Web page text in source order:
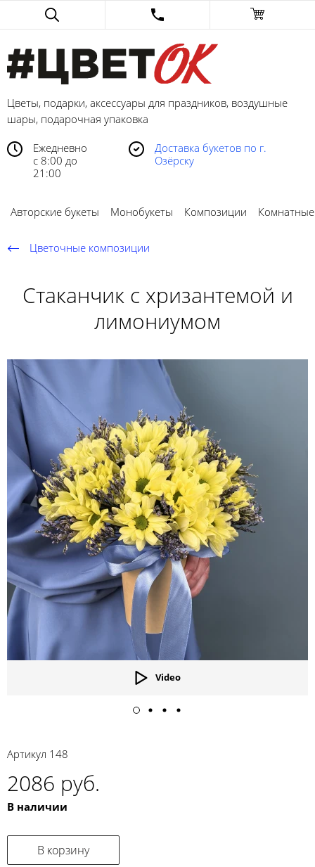
Цветы, подарки, аксессуары для праздников, воздушные
шары, подарочная упаковка
Ежедневно
с 8:00 до
21:00
Доставка букетов по г.
Озёрску
Авторские букеты Монобукеты Композиции
Цветочные композиции
Стаканчик с хризантемой и
лимониумом
Video
Артикул 148
2086 руб.
В наличии
В корзину